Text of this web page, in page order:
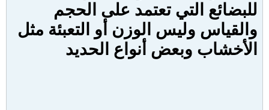
للبضائع التي تعتمد على الحجم
والقياس وليس الوزن أو التعبئة مثل
الأخشاب وبعض أنواع الحديد